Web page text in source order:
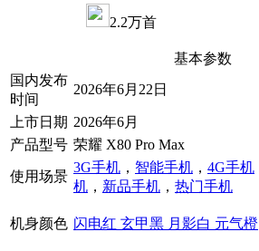
2.2万首
基本参数
国内发布
时间
2026年6月22日
上市日期 2026年6月
产品型号 荣耀 X80 Pro Max
使用场景
3G手机 ， 智能手机 ， 4G手机
机 ， 新品手机 ， 热门手机
机身颜色 闪电红 玄甲黑 月影白 元气橙